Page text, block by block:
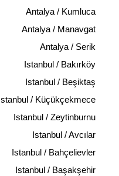
Antalya / Kumluca
Antalya / Manavgat
Antalya / Serik
Istanbul / Bakırköy
Istanbul / Beşiktaş
Istanbul / Küçükçekmece
Istanbul / Zeytinburnu
Istanbul / Avcılar
Istanbul / Bahçelievler
Istanbul / Başakşehir